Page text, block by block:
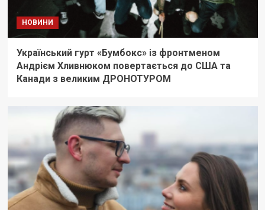
НОВИНИ
Український гурт «Бумбокс» із фронтменом
Андрієм Хливнюком повертається до США та
Канади з великим ДРОНОТУРОМ